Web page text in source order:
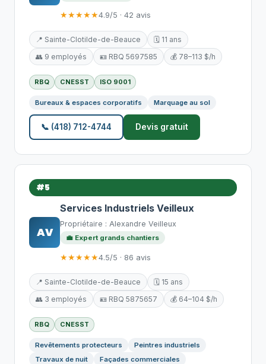
★★★★★4.9/5 · 42 avis
📍 Sainte-Clotilde-de-Beauce
🗓️ 11 ans
👥 9 employés
🪪 RBQ 5697585 💰 78–113 $/h
RBQ CNESST ISO 9001
Bureaux & espaces corporatifs Marquage au sol
📞 (418) 712-4744 Devis gratuit
#5
AV
Services Industriels Veilleux
Propriétaire : Alexandre Veilleux
💼 Expert grands chantiers
★★★★★4.5/5 · 86 avis
📍 Sainte-Clotilde-de-Beauce
🗓️ 15 ans
👥 3 employés
🪪 RBQ 5875657 💰 64–104 $/h
RBQ CNESST
Revêtements protecteurs
Peintres industriels
Travaux de nuit
Façades commerciales